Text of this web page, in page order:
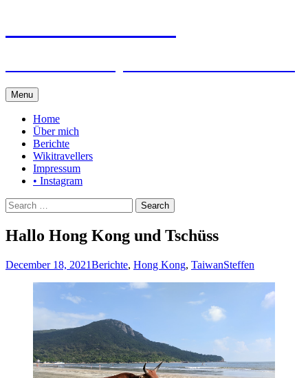
Menu Skip
to
content
Home
Über mich
Berichte
Wikitravellers
Impressum
• Instagram
Search
for:
Hallo Hong Kong und Tschüss
December 18, 2021Berichte, Hong Kong, TaiwanSteffen